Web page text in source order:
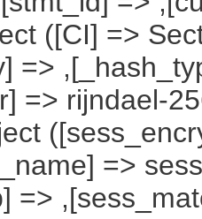
([CI] =>
=>
=> rijndael-
=>
=>